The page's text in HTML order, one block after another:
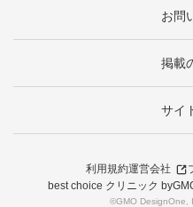
お問
掲載
サイ
利用規約運営会社
best choice クリニック
©GMO DesignOne,